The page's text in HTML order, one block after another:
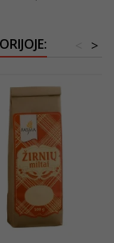
>